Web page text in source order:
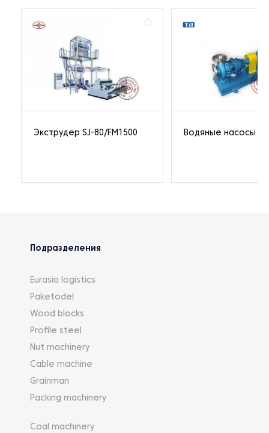
Экструдер SJ-80/FM1500 Водяные насосы
Подразделения
Eurasia logistics
Paketodel
Wood blocks
Profile steel
Nut machinery
Cable machine
Grainman
Packing machinery
Coal machinery